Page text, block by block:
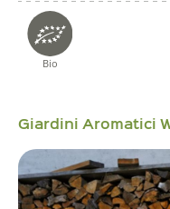
Bio
Giardini Aromatici